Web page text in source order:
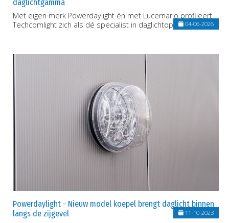
daglichtgamma
Met eigen merk Powerdaylight én met Lucernario profileert
Techcomlight zich als dé specialist in daglichtoplossingen
04-06-2026
Powerdaylight - Nieuw model koepel brengt daglicht binnen
langs de zijgevel
11-10-2023